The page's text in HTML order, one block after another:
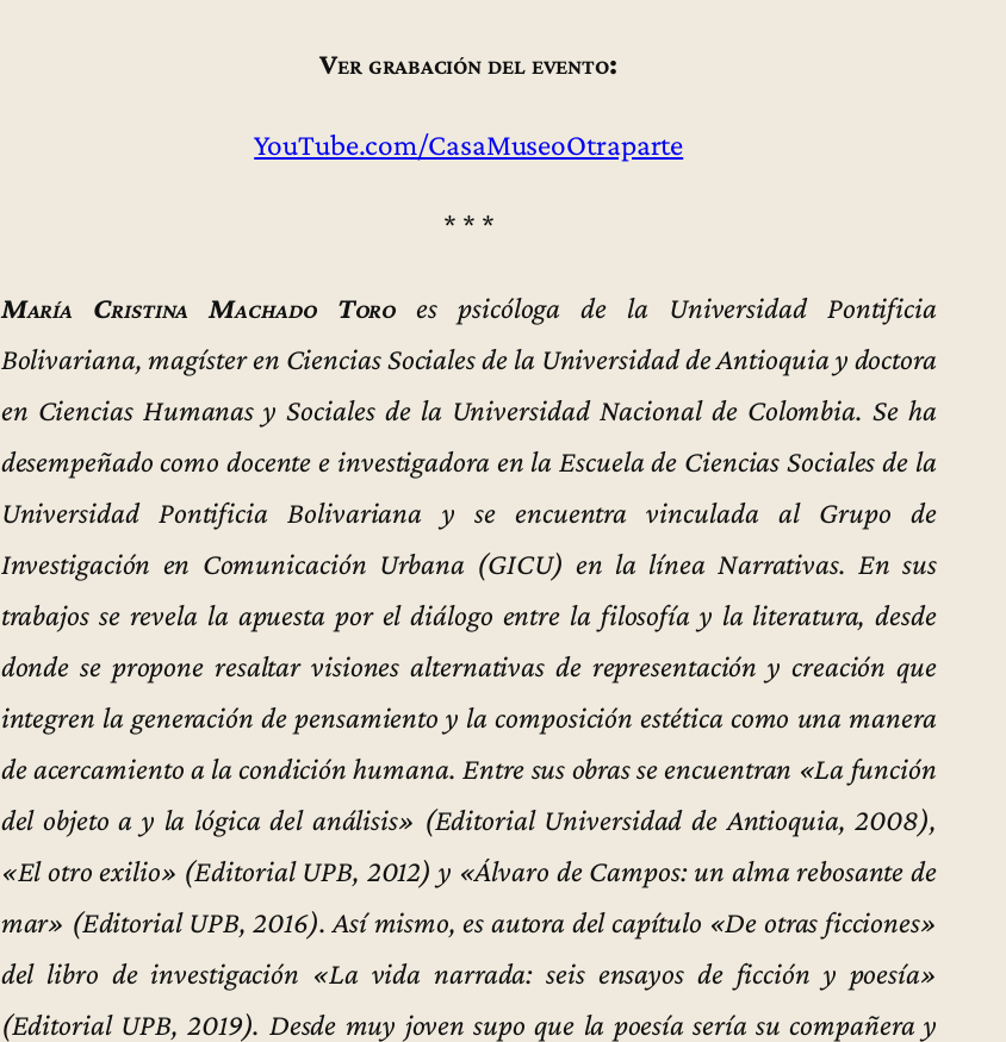
Ver grabación del evento:
YouTube.com/CasaMuseoOtraparte
* * *
María Cristina Machado Toro es psicóloga de la Universidad Pontificia
Bolivariana, magíster en Ciencias Sociales de la Universidad de Antioquia y doctora
en Ciencias Humanas y Sociales de la Universidad Nacional de Colombia. Se ha
desempeñado como docente e investigadora en la Escuela de Ciencias Sociales de la
Universidad Pontificia Bolivariana y se encuentra vinculada al Grupo de
Investigación en Comunicación Urbana (GICU) en la línea Narrativas. En sus
trabajos se revela la apuesta por el diálogo entre la filosofía y la literatura, desde
donde se propone resaltar visiones alternativas de representación y creación que
integren la generación de pensamiento y la composición estética como una manera
de acercamiento a la condición humana. Entre sus obras se encuentran «La función
del objeto a y la lógica del análisis» (Editorial Universidad de Antioquia, 2008),
«El otro exilio» (Editorial UPB, 2012) y «Álvaro de Campos: un alma rebosante de
mar» (Editorial UPB, 2016). Así mismo, es autora del capítulo «De otras ficciones»
del libro de investigación «La vida narrada: seis ensayos de ficción y poesía»
(Editorial UPB, 2019). Desde muy joven supo que la poesía sería su compañera y